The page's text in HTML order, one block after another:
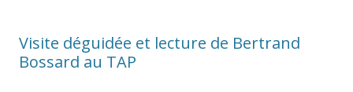
Visite déguidée et lecture de Bertrand
Bossard au TAP